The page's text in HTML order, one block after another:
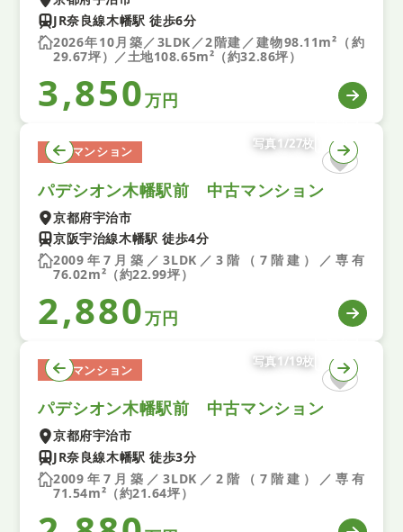
JR奈良線木幡駅 徒歩6分
2026年10月築／3LDK／2階建／建物98.11m²（約
29.67坪）／土地108.65m²（約32.86坪）
3,850万円
中古マンション
写真1/27枚
パデシオン木幡駅前 中古マンション
京都府宇治市
京阪宇治線木幡駅 徒歩4分
2009年7月築／3LDK／3階（7階建）／専有
76.02m²（約22.99坪）
2,880万円
中古マンション
写真1/19枚
パデシオン木幡駅前 中古マンション
京都府宇治市
JR奈良線木幡駅 徒歩3分
2009年7月築／3LDK／2階（7階建）／専有
71.54m²（約21.64坪）